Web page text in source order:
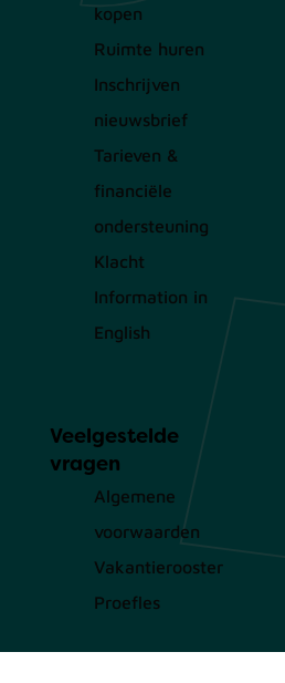
kopen
Ruimte huren
Inschrijven
nieuwsbrief
Tarieven &
financiële
ondersteuning
Klacht
Information in
English
Veelgestelde
vragen
Algemene
voorwaarden
Vakantierooster
Proefles